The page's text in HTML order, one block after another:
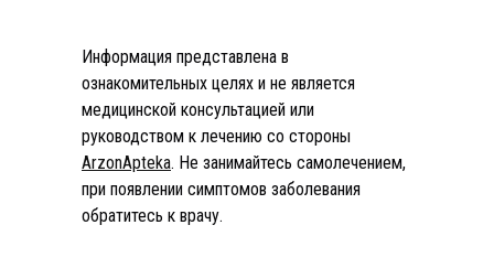
Информация представлена в
ознакомительных целях и не является
медицинской консультацией или
руководством к лечению со стороны
ArzonApteka. Не занимайтесь самолечением,
при появлении симптомов заболевания
обратитесь к врачу.